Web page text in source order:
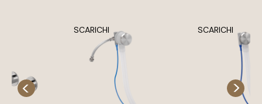
SCARICHI SCARICHI